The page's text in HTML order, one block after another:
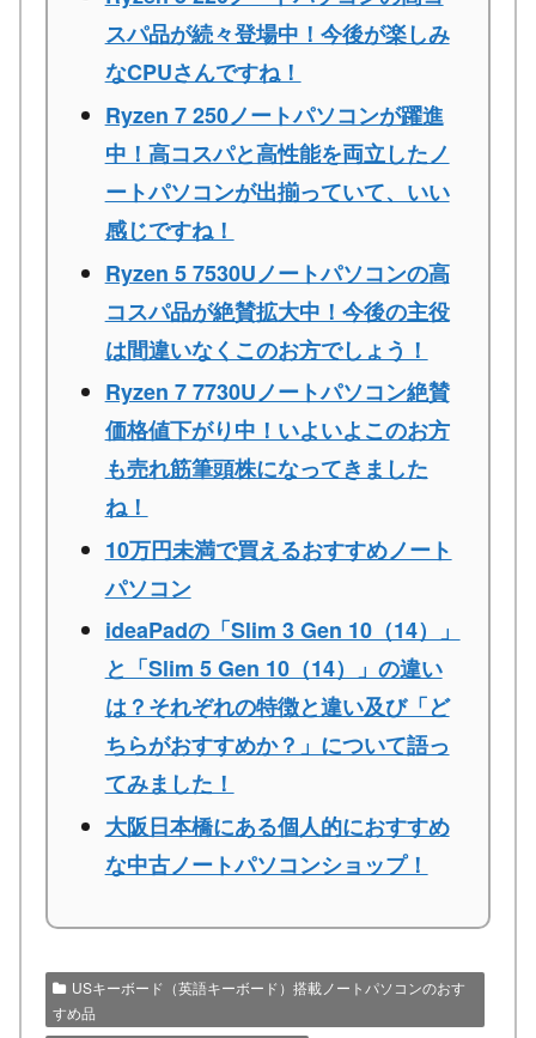
スパ品が続々登場中！今後が楽しみ
なCPUさんですね！
Ryzen 7 250ノートパソコンが躍進
中！高コスパと高性能を両立したノ
ートパソコンが出揃っていて、いい
感じですね！
Ryzen 5 7530Uノートパソコンの高
コスパ品が絶賛拡大中！今後の主役
は間違いなくこのお方でしょう！
Ryzen 7 7730Uノートパソコン絶賛
価格値下がり中！いよいよこのお方
も売れ筋筆頭株になってきました
ね！
10万円未満で買えるおすすめノート
パソコン
ideaPadの「Slim 3 Gen 10（14）」
と「Slim 5 Gen 10（14）」の違い
は？それぞれの特徴と違い及び「ど
ちらがおすすめか？」について語っ
てみました！
大阪日本橋にある個人的におすすめ
な中古ノートパソコンショップ！
USキーボード（英語キーボード）搭載ノートパソコンのおす
すめ品